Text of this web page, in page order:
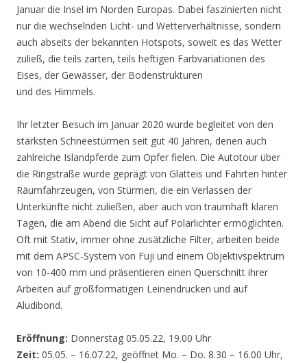
Januar die Insel im Norden Europas. Dabei faszinierten nicht
nur die wechselnden Licht- und Wetterverhältnisse, sondern
auch abseits der bekannten Hotspots, soweit es das Wetter
zuließ, die teils zarten, teils heftigen Farbvariationen des
Eises, der Gewässer, der Bodenstrukturen
und des Himmels.
Ihr letzter Besuch im Januar 2020 wurde begleitet von den
stärksten Schneestürmen seit gut 40 Jahren, denen auch
zahlreiche Islandpferde zum Opfer fielen. Die Autotour über
die Ringstraße wurde geprägt von Glatteis und Fahrten hinter
Räumfahrzeugen, von Stürmen, die ein Verlassen der
Unterkünfte nicht zuließen, aber auch von traumhaft klaren
Tagen, die am Abend die Sicht auf Polarlichter ermöglichten.
Oft mit Stativ, immer ohne zusätzliche Filter, arbeiten beide
mit dem APSC-System von Fuji und einem Objektivspektrum
von 10-400 mm und präsentieren einen Querschnitt ihrer
Arbeiten auf großformatigen Leinendrucken und auf
Aludibond.
Eröffnung: Donnerstag 05.05.22, 19.00 Uhr
Zeit: 05.05. – 16.07.22, geöffnet Mo. – Do. 8.30 – 16.00 Uhr,